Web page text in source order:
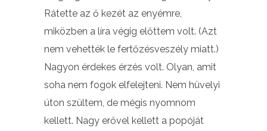
Rátette az ő kezét az enyémre,
miközben a líra végig előttem volt. (Azt
nem vehették le fertőzésveszély miatt.)
Nagyon érdekes érzés volt. Olyan, amit
soha nem fogok elfelejteni. Nem hüvelyi
úton szültem, de mégis nyomnom
kellett. Nagy erővel kellett a popóját